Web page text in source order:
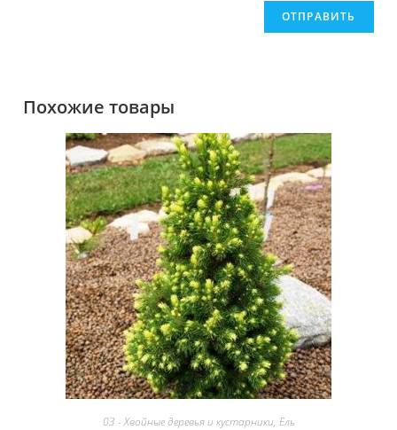
Похожие товары
03 - Хвойные деревья и кустарники, Ель